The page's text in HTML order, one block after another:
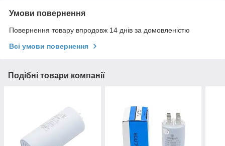
Умови повернення
Повернення товару впродовж 14 днів за домовленістю
Всі умови повернення
Подібні товари компанії